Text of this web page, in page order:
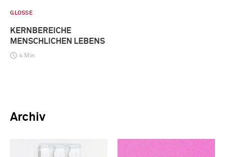
GLOSSE
KERNBEREICHE
MENSCHLICHEN LEBENS
4 Min
Archiv